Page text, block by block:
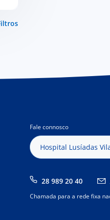
Fale connosco
Hospital Lusíadas
28 989 20 40
Chamada para a rede fixa